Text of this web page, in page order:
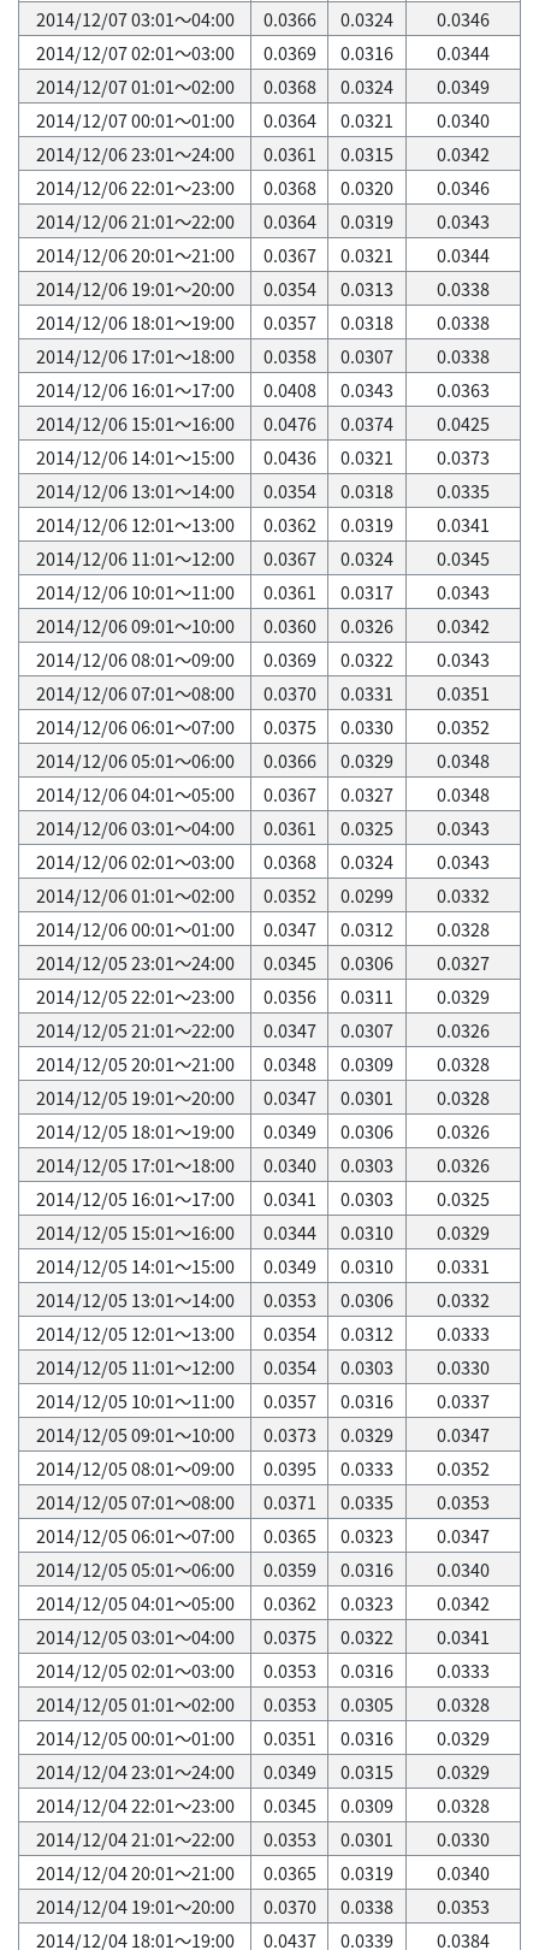
2014/12/07 03:01～04:00
0.0366 0.0324
0.0346
2014/12/07 02:01～03:00
0.0369 0.0316
0.0344
2014/12/07 01:01～02:00
0.0368 0.0324
0.0349
2014/12/07 00:01～01:00
0.0364 0.0321
0.0340
2014/12/06 23:01～24:00
0.0361 0.0315
0.0342
2014/12/06 22:01～23:00
0.0368 0.0320
0.0346
2014/12/06 21:01～22:00
0.0364 0.0319
0.0343
2014/12/06 20:01～21:00
0.0367 0.0321
0.0344
2014/12/06 19:01～20:00
0.0354 0.0313
0.0338
2014/12/06 18:01～19:00
0.0357 0.0318
0.0338
2014/12/06 17:01～18:00
0.0358 0.0307
0.0338
2014/12/06 16:01～17:00
0.0408 0.0343
0.0363
2014/12/06 15:01～16:00
0.0476 0.0374
0.0425
2014/12/06 14:01～15:00
0.0436 0.0321
0.0373
2014/12/06 13:01～14:00
0.0354 0.0318
0.0335
2014/12/06 12:01～13:00
0.0362 0.0319
0.0341
2014/12/06 11:01～12:00
0.0367 0.0324
0.0345
2014/12/06 10:01～11:00
0.0361 0.0317
0.0343
2014/12/06 09:01～10:00
0.0360 0.0326
0.0342
2014/12/06 08:01～09:00
0.0369 0.0322
0.0343
2014/12/06 07:01～08:00
0.0370 0.0331
0.0351
2014/12/06 06:01～07:00
0.0375 0.0330
0.0352
2014/12/06 05:01～06:00
0.0366 0.0329
0.0348
2014/12/06 04:01～05:00
0.0367 0.0327
0.0348
2014/12/06 03:01～04:00
0.0361 0.0325
0.0343
2014/12/06 02:01～03:00
0.0368 0.0324
0.0343
2014/12/06 01:01～02:00
0.0352 0.0299
0.0332
2014/12/06 00:01～01:00
0.0347 0.0312
0.0328
2014/12/05 23:01～24:00
0.0345 0.0306
0.0327
2014/12/05 22:01～23:00
0.0356 0.0311
0.0329
2014/12/05 21:01～22:00
0.0347 0.0307
0.0326
2014/12/05 20:01～21:00
0.0348 0.0309
0.0328
2014/12/05 19:01～20:00
0.0347 0.0301
0.0328
2014/12/05 18:01～19:00
0.0349 0.0306
0.0326
2014/12/05 17:01～18:00
0.0340 0.0303
0.0326
2014/12/05 16:01～17:00
0.0341 0.0303
0.0325
2014/12/05 15:01～16:00
0.0344 0.0310
0.0329
2014/12/05 14:01～15:00
0.0349 0.0310
0.0331
2014/12/05 13:01～14:00
0.0353 0.0306
0.0332
2014/12/05 12:01～13:00
0.0354 0.0312
0.0333
2014/12/05 11:01～12:00
0.0354 0.0303
0.0330
2014/12/05 10:01～11:00
0.0357 0.0316
0.0337
2014/12/05 09:01～10:00
0.0373 0.0329
0.0347
2014/12/05 08:01～09:00
0.0395 0.0333
0.0352
2014/12/05 07:01～08:00
0.0371 0.0335
0.0353
2014/12/05 06:01～07:00
0.0365 0.0323
0.0347
2014/12/05 05:01～06:00
0.0359 0.0316
0.0340
2014/12/05 04:01～05:00
0.0362 0.0323
0.0342
2014/12/05 03:01～04:00
0.0375 0.0322
0.0341
2014/12/05 02:01～03:00
0.0353 0.0316
0.0333
2014/12/05 01:01～02:00
0.0353 0.0305
0.0328
2014/12/05 00:01～01:00
0.0351 0.0316
0.0329
2014/12/04 23:01～24:00
0.0349 0.0315
0.0329
2014/12/04 22:01～23:00
0.0345 0.0309
0.0328
2014/12/04 21:01～22:00
0.0353 0.0301
0.0330
2014/12/04 20:01～21:00
0.0365 0.0319
0.0340
2014/12/04 19:01～20:00
0.0370 0.0338
0.0353
2014/12/04 18:01～19:00
0.0437 0.0339 0.0384